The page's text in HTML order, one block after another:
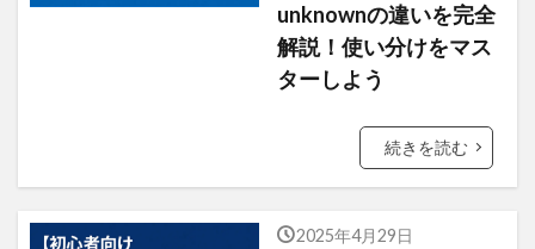
unknownの違いを完全
解説！使い分けをマス
ターしよう
続きを読む
2025年4月29日